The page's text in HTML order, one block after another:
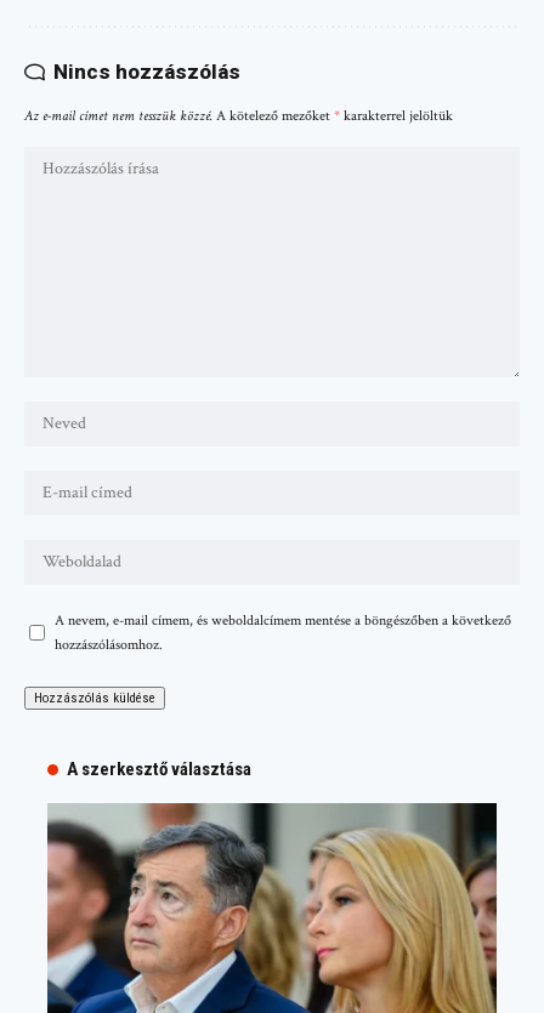
Nincs hozzászólás
Az e-mail címet nem tesszük közzé. A kötelező mezőket * karakterrel jelöltük
A nevem, e-mail címem, és weboldalcímem mentése a böngészőben a következő
hozzászólásomhoz.
A szerkesztő választása